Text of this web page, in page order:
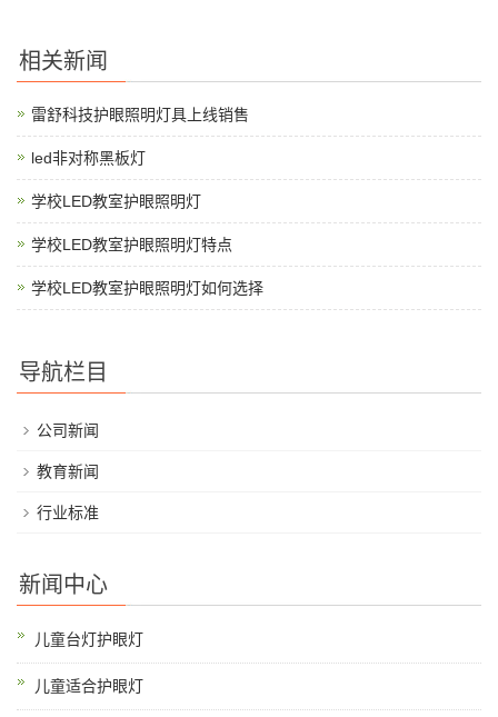
相关新闻
雷舒科技护眼照明灯具上线销售
led非对称黑板灯
学校LED教室护眼照明灯
学校LED教室护眼照明灯特点
学校LED教室护眼照明灯如何选择
导航栏目
公司新闻
教育新闻
行业标准
新闻中心
儿童台灯护眼灯
儿童适合护眼灯